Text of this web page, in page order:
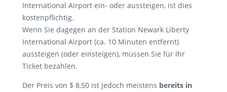
International Airport ein- oder aussteigen, ist dies
kostenpflichtig.
Wenn Sie dagegen an der Station Newark Liberty
International Airport (ca. 10 Minuten entfernt)
aussteigen (oder einsteigen), müssen Sie für Ihr
Ticket bezahlen.
Der Preis von $ 8,50 ist jedoch meistens bereits in